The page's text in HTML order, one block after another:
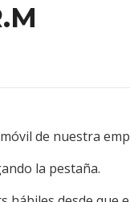
de nuestra
la pestaña.